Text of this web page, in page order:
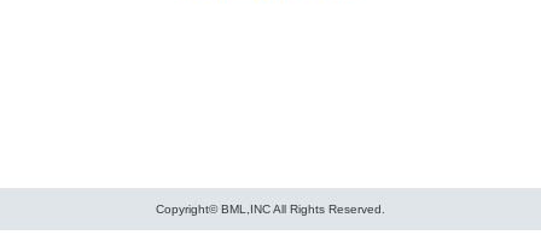
Copyright© BML,INC All Rights Reserved.